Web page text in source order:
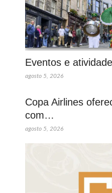
Eventos e
agosto 5, 2026
Copa Airlines
com…
agosto 5, 2026